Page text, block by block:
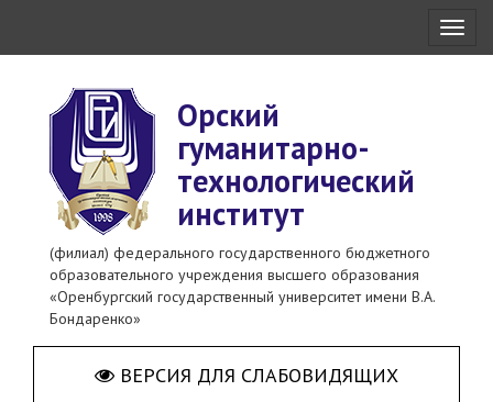
Орский
гуманитарно-
технологический
институт
(филиал) федерального государственного бюджетного
образовательного учреждения высшего образования
«Оренбургский государственный университет имени В.А.
Бондаренко»
ВЕРСИЯ ДЛЯ СЛАБОВИДЯЩИХ